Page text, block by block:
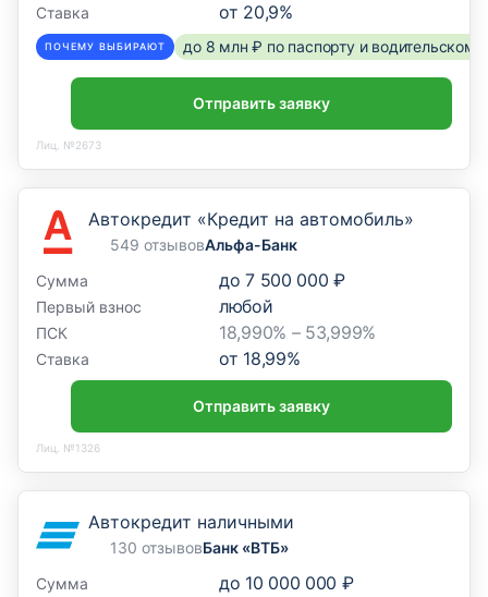
Ставка от 20,9%
ПОЧЕМУ ВЫБИРАЮТ до 8 млн ₽ по паспорту и
Отправить заявку
Лиц. №2673
Автокредит «Кредит на автомобиль»
549 отзывовАльфа-Банк
Сумма
до 7 500 000 ₽
Первый взнос любой
ПСК 18,990% – 53,999%
Ставка от 18,99%
Отправить заявку
Лиц. №1326
Автокредит наличными
130 отзывовБанк «ВТБ»
Сумма
до 10 000 000 ₽